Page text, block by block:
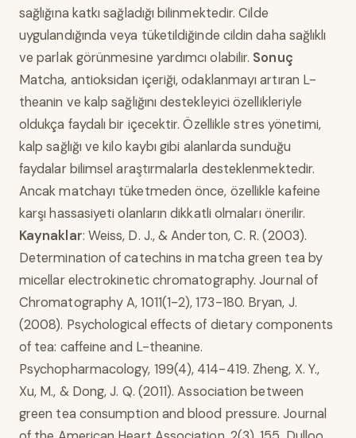
sağlığına katkı sağladığı bilinmektedir. Cilde
uygulandığında veya tüketildiğinde cildin daha sağlıklı
ve parlak görünmesine yardımcı olabilir. Sonuç
Matcha, antioksidan içeriği, odaklanmayı artıran L-
theanin ve kalp sağlığını destekleyici özellikleriyle
oldukça faydalı bir içecektir. Özellikle stres yönetimi,
kalp sağlığı ve kilo kaybı gibi alanlarda sunduğu
faydalar bilimsel araştırmalarla desteklenmektedir.
Ancak matchayı tüketmeden önce, özellikle kafeine
karşı hassasiyeti olanların dikkatli olmaları önerilir.
Kaynaklar: Weiss, D. J., & Anderton, C. R. (2003).
Determination of catechins in matcha green tea by
micellar electrokinetic chromatography. Journal of
Chromatography A, 1011(1-2), 173-180. Bryan, J.
(2008). Psychological effects of dietary components
of tea: caffeine and L-theanine.
Psychopharmacology, 199(4), 414-419. Zheng, X. Y.,
Xu, M., & Dong, J. Q. (2011). Association between
green tea consumption and blood pressure. Journal